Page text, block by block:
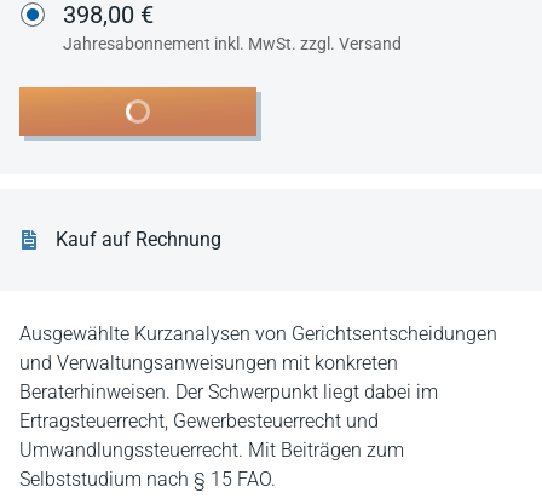
Ausgewählte Kurzanalysen von Gerichtsentscheidungen
und Verwaltungsanweisungen mit konkreten
Beraterhinweisen. Der Schwerpunkt liegt dabei im
Ertragsteuerrecht, Gewerbesteuerrecht und
Umwandlungssteuerrecht. Mit Beiträgen zum
Selbststudium nach § 15 FAO.
398,00 €
Jahresabonnement inkl. MwSt. zzgl. Versand
In den Warenkorb
Kauf auf Rechnung